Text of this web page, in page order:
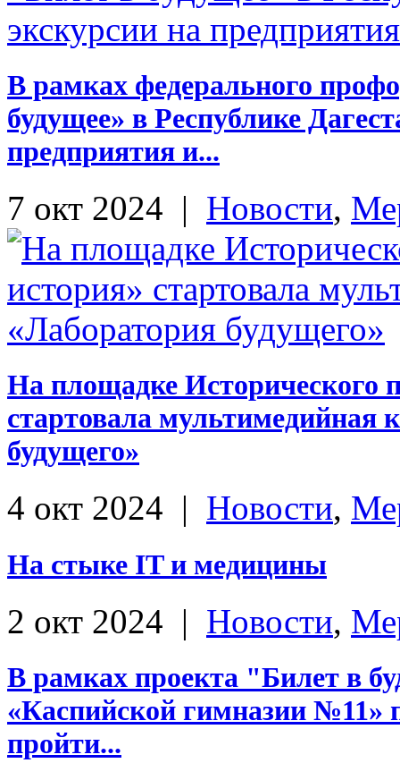
В рамках федерального
будущее» в Республике
предприятия и...
7 окт 2024 | Новости,
На площадке Исторического
стартовала мультимедийная
будущего»
4 окт 2024 | Новости,
На стыке IT и медицины
2 окт 2024 | Новости,
В рамках проекта "Билет в
«Каспийской гимназии №11»
пройти...